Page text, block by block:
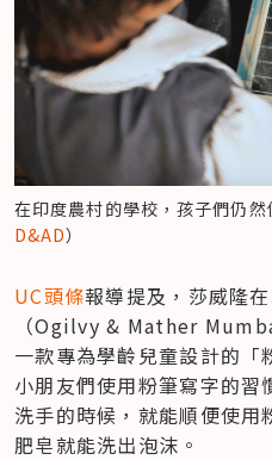
在印度農村的學校，孩子們仍然
D&AD）
UC頭條報導提及，莎威隆
（Ogilvy & Mather
一款專為學齡兒童設計的「
小朋友們使用粉筆寫字的習
洗手的時候，就能順便使用
肥皂就能洗出泡沫。